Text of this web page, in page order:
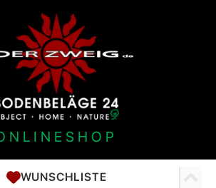
WUNSCHLISTE